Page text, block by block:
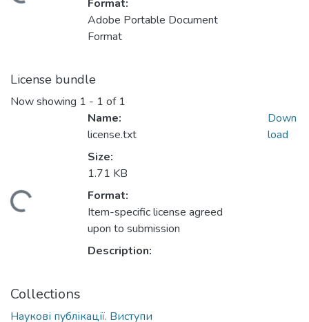
Format:
Adobe Portable Document
Format
License bundle
Now showing 1 - 1 of 1
Name:
license.txt
Size:
1.71 KB
Format:
Item-specific license agreed
upon to submission
Description:
Down
load
Collections
Наукові публікації. Виступи